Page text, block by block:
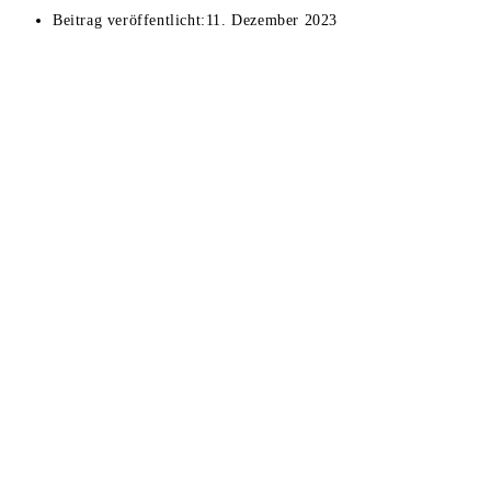
Beitrag veröffentlicht: 11. Dezember 2023